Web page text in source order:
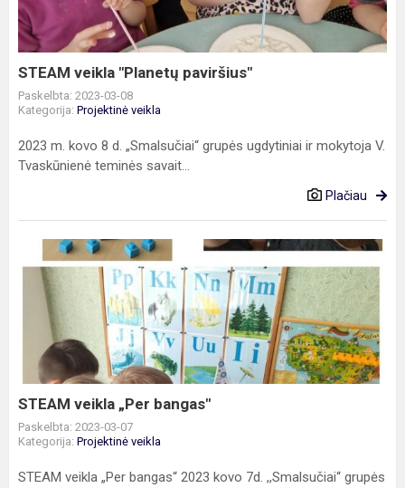
STEAM veikla "Planetų paviršius"
Paskelbta: 2023-03-08
Kategorija: Projektinė veikla
2023 m. kovo 8 d. „Smalsučiai“ grupės ugdytiniai ir mokytoja V.
Tvaskūnienė teminės savait...
Plačiau
STEAM
veikla
„Per
bangas"
STEAM veikla „Per bangas"
Paskelbta: 2023-03-07
Kategorija: Projektinė veikla
STEAM veikla „Per bangas“ 2023 kovo 7d. ,,Smalsučiai“ grupės